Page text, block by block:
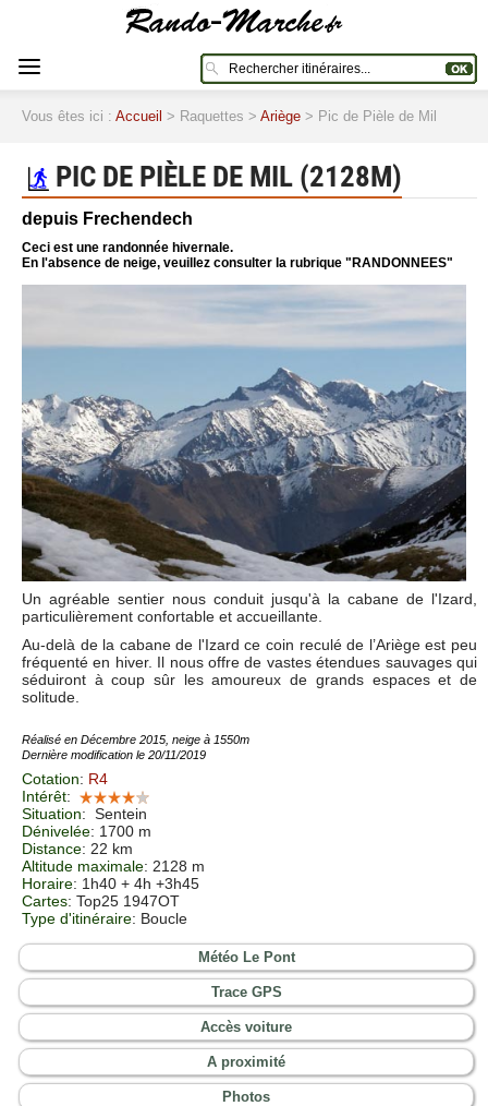
Vous êtes ici : Accueil > Raquettes > Ariège > Pic de Pièle de Mil
PIC DE PIÈLE DE MIL (2128M)
depuis Frechendech
Ceci est une randonnée hivernale.
En l'absence de neige, veuillez consulter la rubrique "RANDONNEES"
Un agréable sentier nous conduit jusqu'à la cabane de l'Izard,
particulièrement confortable et accueillante.
Au-delà de la cabane de l'Izard ce coin reculé de l’Ariège est peu
fréquenté en hiver. Il nous offre de vastes étendues sauvages qui
séduiront à coup sûr les amoureux de grands espaces et de
solitude.
Réalisé en Décembre 2015, neige à 1550m
Dernière modification le 20/11/2019
Cotation: R4
Intérêt:
Situation: Sentein
Dénivelée: 1700 m
Distance: 22 km
Altitude maximale: 2128 m
Horaire: 1h40 + 4h +3h45
Cartes: Top25 1947OT
Type d'itinéraire: Boucle
Météo Le Pont
Trace GPS
Accès voiture
A proximité
Photos